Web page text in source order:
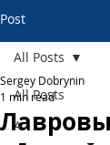
Post
All Posts
А
All Posts
Sergey Dobrynin
1 min read